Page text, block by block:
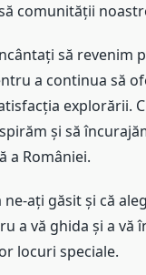
comunității
să revenim
a continua să
explorării.
și să
a României.
ați găsit și că
a vă ghida și a vă
locuri speciale.